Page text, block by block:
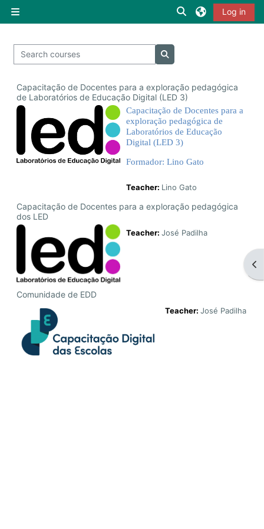
Side panel
Toggle search
Log in
Search courses
Search courses
Capacitação de Docentes para a exploração pedagógica
de Laboratórios de Educação Digital (LED 3)
Capacitação de Docentes para a
exploração pedagógica de
Laboratórios de Educação
Digital (LED 3)
Formador: Lino Gato
Teacher: Lino Gato
Capacitação de Docentes para a exploração pedagógica
dos LED
Teacher: José Padilha
Comunidade de EDD
Teacher:José Padilha